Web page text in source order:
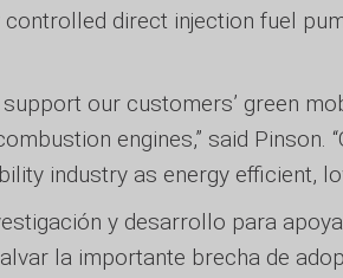
direct injection fuel
support our customers’ green
engines,” said Pinson.
industry as energy efficient,
y desarrollo para
la importante brecha de